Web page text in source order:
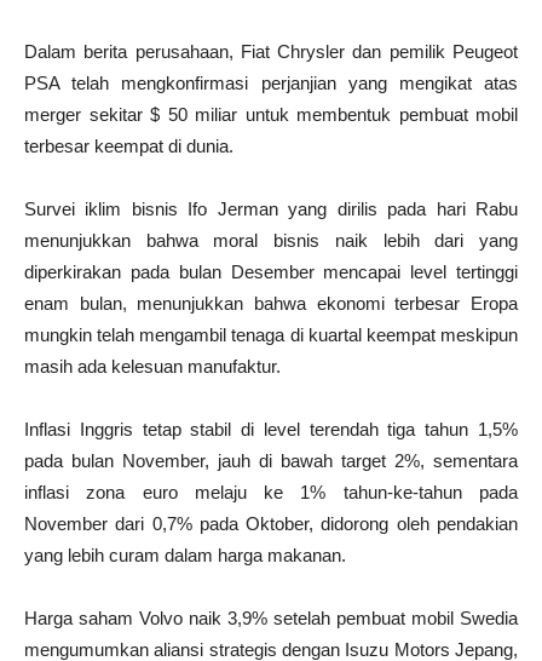
Dalam berita perusahaan, Fiat Chrysler dan pemilik Peugeot
PSA telah mengkonfirmasi perjanjian yang mengikat atas
merger sekitar $ 50 miliar untuk membentuk pembuat mobil
terbesar keempat di dunia.
Survei iklim bisnis Ifo Jerman yang dirilis pada hari Rabu
menunjukkan bahwa moral bisnis naik lebih dari yang
diperkirakan pada bulan Desember mencapai level tertinggi
enam bulan, menunjukkan bahwa ekonomi terbesar Eropa
mungkin telah mengambil tenaga di kuartal keempat meskipun
masih ada kelesuan manufaktur.
Inflasi Inggris tetap stabil di level terendah tiga tahun 1,5%
pada bulan November, jauh di bawah target 2%, sementara
inflasi zona euro melaju ke 1% tahun-ke-tahun pada
November dari 0,7% pada Oktober, didorong oleh pendakian
yang lebih curam dalam harga makanan.
Harga saham Volvo naik 3,9% setelah pembuat mobil Swedia
mengumumkan aliansi strategis dengan Isuzu Motors Jepang,